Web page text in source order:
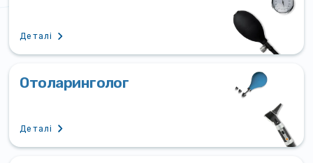
Деталі
Отоларинголог
Деталі